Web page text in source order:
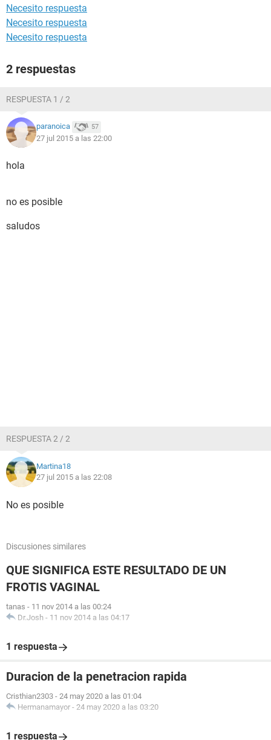
Necesito respuesta
Necesito respuesta
Necesito respuesta
2 respuestas
RESPUESTA 1 / 2
paranoica 57
27 jul 2015 a las 22:00
hola
no es posible
saludos
RESPUESTA 2 / 2
Martina18
27 jul 2015 a las 22:08
No es posible
Discusiones similares
QUE SIGNIFICA ESTE RESULTADO DE UN
FROTIS VAGINAL
tanas - 11 nov 2014 a las 00:24
Dr.Josh - 11 nov 2014 a las 04:17
1 respuesta
Duracion de la penetracion rapida
Cristhian2303 - 24 may 2020 a las 01:04
Hermanamayor - 24 may 2020 a las 03:20
1 respuesta